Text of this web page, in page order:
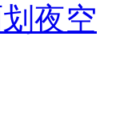
夜空